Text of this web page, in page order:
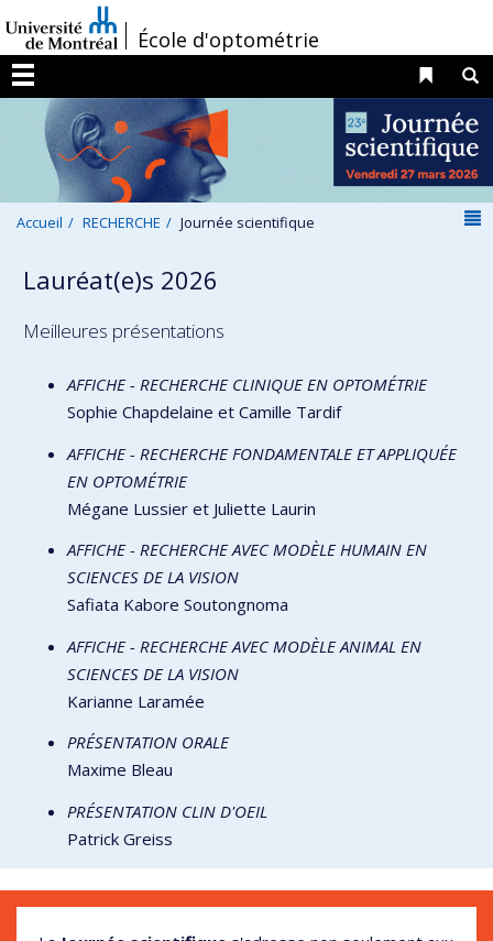
au
contenu
/École d'optométrie
Menu
Liens
Accueil RECHERCHE Journée scientifique
Lauréat(e)s 2026
Meilleures présentations
AFFICHE - RECHERCHE CLINIQUE EN OPTOMÉTRIE
Sophie Chapdelaine et Camille Tardif
AFFICHE - RECHERCHE FONDAMENTALE ET APPLIQUÉE
EN OPTOMÉTRIE
Mégane Lussier et Juliette Laurin
AFFICHE - RECHERCHE AVEC MODÈLE HUMAIN EN
SCIENCES DE LA VISION
Safiata Kabore Soutongnoma
AFFICHE - RECHERCHE AVEC MODÈLE ANIMAL EN
SCIENCES DE LA VISION
Karianne Laramée
PRÉSENTATION ORALE
Maxime Bleau
PRÉSENTATION CLIN D'OEIL
Patrick Greiss